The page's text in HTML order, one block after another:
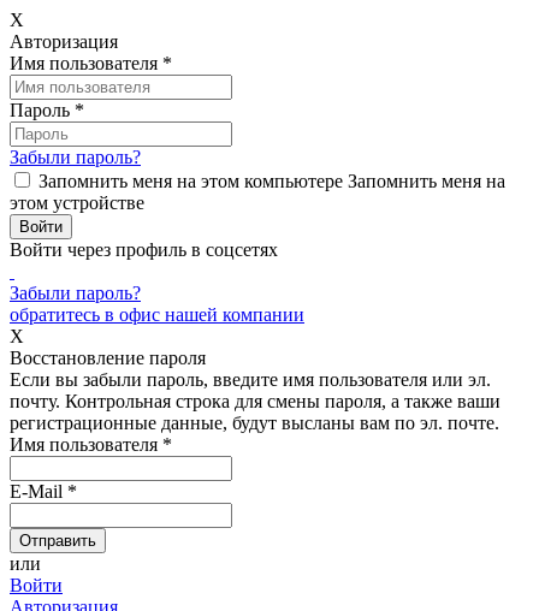
X
Авторизация
Имя пользователя *
Пароль *
Забыли пароль?
Запомнить меня на этом компьютере Запомнить меня на
этом устройстве
Войти через профиль в соцсетях
Забыли пароль?
обратитесь в офис нашей компании
X
Восстановление пароля
Если вы забыли пароль, введите имя пользователя или эл.
почту. Контрольная строка для смены пароля, а также ваши
регистрационные данные, будут высланы вам по эл. почте.
Имя пользователя *
E-Mail *
или
Войти
Авторизация